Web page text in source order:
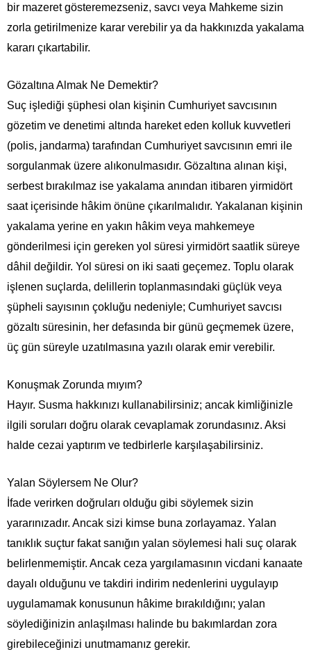
bir mazeret gösteremezseniz, savcı veya Mahkeme sizin
zorla getirilmenize karar verebilir ya da hakkınızda yakalama
kararı çıkartabilir.
Gözaltına Almak Ne Demektir?
Suç işlediği şüphesi olan kişinin Cumhuriyet savcısının
gözetim ve denetimi altında hareket eden kolluk kuvvetleri
(polis, jandarma) tarafından Cumhuriyet savcısının emri ile
sorgulanmak üzere alıkonulmasıdır. Gözaltına alınan kişi,
serbest bırakılmaz ise yakalama anından itibaren yirmidört
saat içerisinde hâkim önüne çıkarılmalıdır. Yakalanan kişinin
yakalama yerine en yakın hâkim veya mahkemeye
gönderilmesi için gereken yol süresi yirmidört saatlik süreye
dâhil değildir. Yol süresi on iki saati geçemez. Toplu olarak
işlenen suçlarda, delillerin toplanmasındaki güçlük veya
şüpheli sayısının çokluğu nedeniyle; Cumhuriyet savcısı
gözaltı süresinin, her defasında bir günü geçmemek üzere,
üç gün süreyle uzatılmasına yazılı olarak emir verebilir.
Konuşmak Zorunda mıyım?
Hayır. Susma hakkınızı kullanabilirsiniz; ancak kimliğinizle
ilgili soruları doğru olarak cevaplamak zorundasınız. Aksi
halde cezai yaptırım ve tedbirlerle karşılaşabilirsiniz.
Yalan Söylersem Ne Olur?
İfade verirken doğruları olduğu gibi söylemek sizin
yararınızadır. Ancak sizi kimse buna zorlayamaz. Yalan
tanıklık suçtur fakat sanığın yalan söylemesi hali suç olarak
belirlenmemiştir. Ancak ceza yargılamasının vicdani kanaate
dayalı olduğunu ve takdiri indirim nedenlerini uygulayıp
uygulamamak konusunun hâkime bırakıldığını; yalan
söylediğinizin anlaşılması halinde bu bakımlardan zora
girebileceğinizi unutmamanız gerekir.